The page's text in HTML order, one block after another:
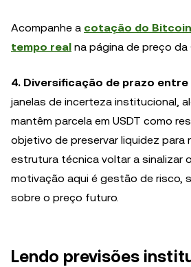
Acompanhe a cotação do
tempo real na página de preço da
4. Diversificação de prazo entre
janelas de incerteza institucional,
mantêm parcela em USDT como
objetivo de preservar liquidez para
estrutura técnica voltar a sinalizar
motivação aqui é gestão de risco,
sobre o preço futuro.
Lendo previsões